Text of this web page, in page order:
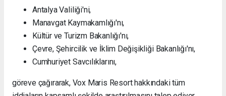
Antalya Valiliği'ni,
Manavgat Kaymakamlığı'nı,
Kültür ve Turizm Bakanlığı'nı,
Çevre, Şehircilik ve İklim Değişikliği Bakanlığı'nı,
Cumhuriyet Savcılıklarını,
göreve çağırarak, Vox Maris Resort hakkındaki tüm